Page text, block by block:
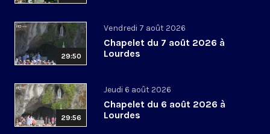
29:50
Vendredi 7 août 2026
Chapelet du 7 août 2026 à
Lourdes
29:56
Jeudi 6 août 2026
Chapelet du 6 août 2026 à
Lourdes